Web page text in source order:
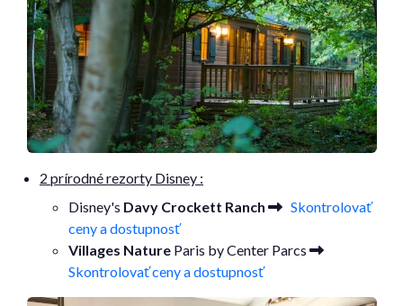
2 prírodné rezorty Disney :
Disney's Davy Crockett Ranch
Skontrolovať
ceny a dostupnosť
Villages Nature Paris by Center Parcs
Skontrolovať ceny a dostupnosť